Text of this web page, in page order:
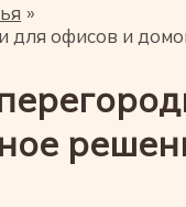
для офисов и